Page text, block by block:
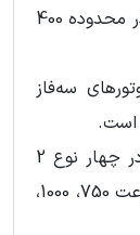
~ 56 و برای موتورهای اینورتر دیوتی در محدوده 400
سه‌فاز
موتورهای وم در چهار نوع 2
پل، 4 پل، 6 پل و 8 پل و با چهار سرعت 750، 1000،